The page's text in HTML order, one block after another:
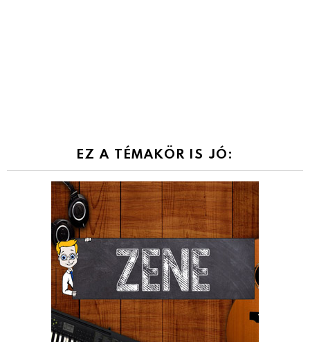
EZ A TÉMAKÖR IS JÓ: